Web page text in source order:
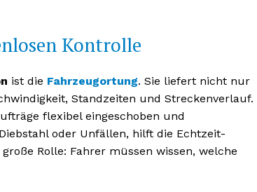
Kontrolle
ist die Fahrzeugortung. Sie liefert nicht nur
Standzeiten und Streckenverlauf.
flexibel eingeschoben und
oder Unfällen, hilft die Echtzeit-
Rolle: Fahrer müssen wissen, welche